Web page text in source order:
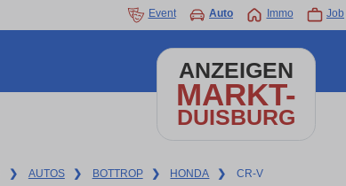
Event Auto Immo Job
ANZEIGEN
MARKT-
DUISBURG
❯ AUTOS ❯ BOTTROP ❯ HONDA ❯ CR-V